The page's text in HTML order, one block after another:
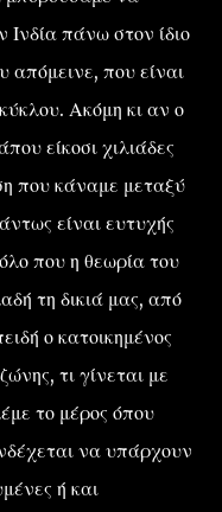
πάνω στον ίδιο
που είναι
Ακόμη κι αν ο
είκοσι χιλιάδες
που κάναμε μεταξύ
είναι ευτυχής
που η θεωρία του
τη δικιά μας, από
ο κατοικημένος
τι γίνεται με
το μέρος όπου
να υπάρχουν
ή και